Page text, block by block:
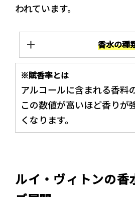
われています。
香水の種
※賦香率とは
アルコールに含まれる香料
この数値が高いほど香りが
くなります。
ルイ・ヴィトンの香